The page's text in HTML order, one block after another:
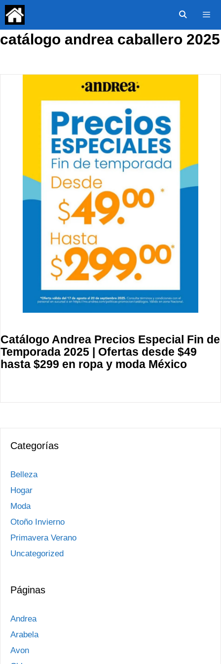
Saltar
contenido
Menú
catálogo andrea caballero 2025
Catálogo Andrea Precios Especial Fin de
Temporada 2025 | Ofertas desde $49
hasta $299 en ropa y moda México
Categorías
Belleza
Hogar
Moda
Otoño Invierno
Primavera Verano
Uncategorized
Páginas
Andrea
Arabela
Avon